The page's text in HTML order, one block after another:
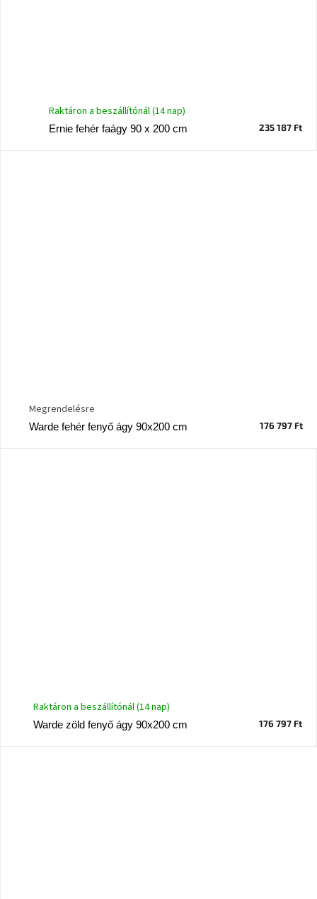
Ernie fehér faágy 90 x 200 cm
Raktáron a beszállítónál (14 nap)
235 187 Ft
Warde fehér fenyő ágy 90x200 cm
Megrendelésre
176 797 Ft
Warde zöld fenyő ágy 90x200 cm
Raktáron a beszállítónál (14 nap)
176 797 Ft